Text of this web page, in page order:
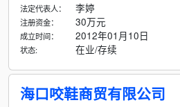
法定代表人： 李婷
注册资金： 30万元
成立时间： 2012年01月10日
状态: 在业/存续
海口咬鞋商贸有限公司